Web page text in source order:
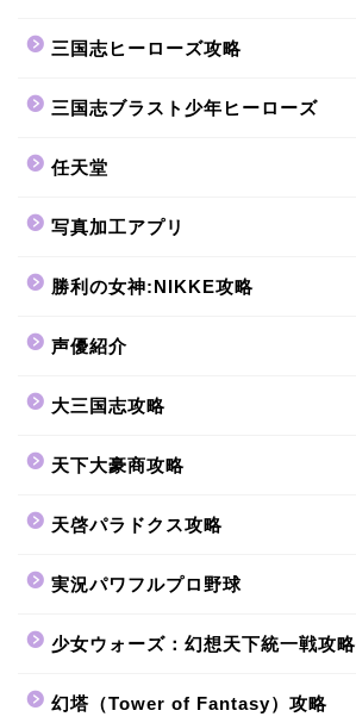
三国志ヒーローズ攻略
三国志ブラスト少年ヒーローズ
任天堂
写真加工アプリ
勝利の女神:NIKKE攻略
声優紹介
大三国志攻略
天下大豪商攻略
天啓パラドクス攻略
実況パワフルプロ野球
少女ウォーズ：幻想天下統一戦攻略
幻塔（Tower of Fantasy）攻略